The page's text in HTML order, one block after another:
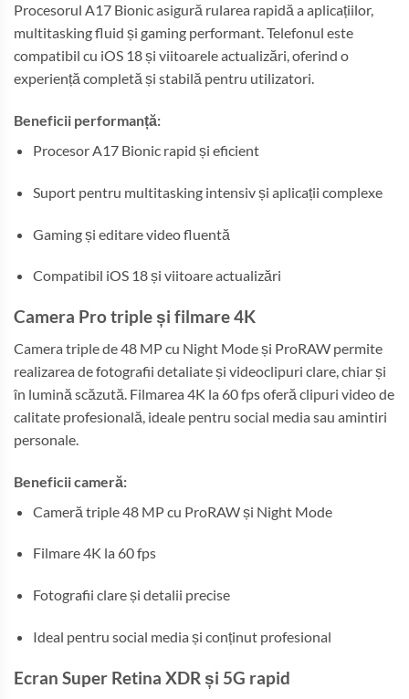
Procesorul A17 Bionic asigură rularea rapidă a aplicațiilor,
multitasking fluid și gaming performant. Telefonul este
compatibil cu iOS 18 și viitoarele actualizări, oferind o
experiență completă și stabilă pentru utilizatori.
Beneficii performanță:
Procesor A17 Bionic rapid și eficient
Suport pentru multitasking intensiv și aplicații complexe
Gaming și editare video fluentă
Compatibil iOS 18 și viitoare actualizări
Camera Pro triple și filmare 4K
Camera triple de 48 MP cu Night Mode și ProRAW permite
realizarea de fotografii detaliate și videoclipuri clare, chiar și
în lumină scăzută. Filmarea 4K la 60 fps oferă clipuri video de
calitate profesională, ideale pentru social media sau amintiri
personale.
Beneficii cameră:
Cameră triple 48 MP cu ProRAW și Night Mode
Filmare 4K la 60 fps
Fotografii clare și detalii precise
Ideal pentru social media și conținut profesional
Ecran Super Retina XDR și 5G rapid